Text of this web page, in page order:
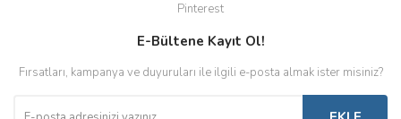
Pinterest
E-Bültene Kayıt Ol!
Fırsatları, kampanya ve duyuruları ile ilgili e-posta almak ister misiniz?